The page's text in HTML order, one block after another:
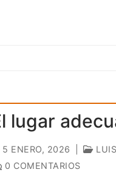
lugar
5 ENERO, 2026
0 COMENTARIOS